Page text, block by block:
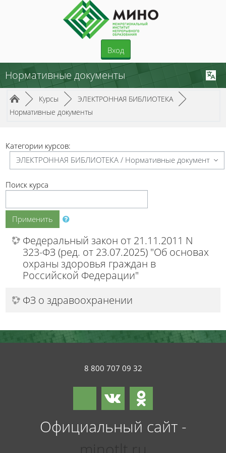
Перейти к основному содержанию
Вход
Нормативные документы
Путь к странице
/► Курсы /► ЭЛЕКТРОННАЯ БИБЛИОТЕКА /►
Нормативные документы
Категории курсов:
Поиск курса
Применить
Федеральный закон от 21.11.2011 N
323-ФЗ (ред. от 23.07.2025) "Об основах
охраны здоровья граждан в
Российской Федерации"
ФЗ о здравоохранении
8 800 707 09 32
Официальный сайт -